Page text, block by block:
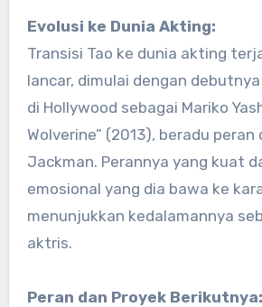
Evolusi ke Dunia Akting:
Transisi Tao ke dunia akting
lancar, dimulai dengan
di Hollywood sebagai Mariko
Wolverine” (2013), beradu peran
Jackman. Perannya yang kuat
emosional yang dia bawa ke
menunjukkan kedalamannya
aktris.
Peran dan Proyek Berikutnya: